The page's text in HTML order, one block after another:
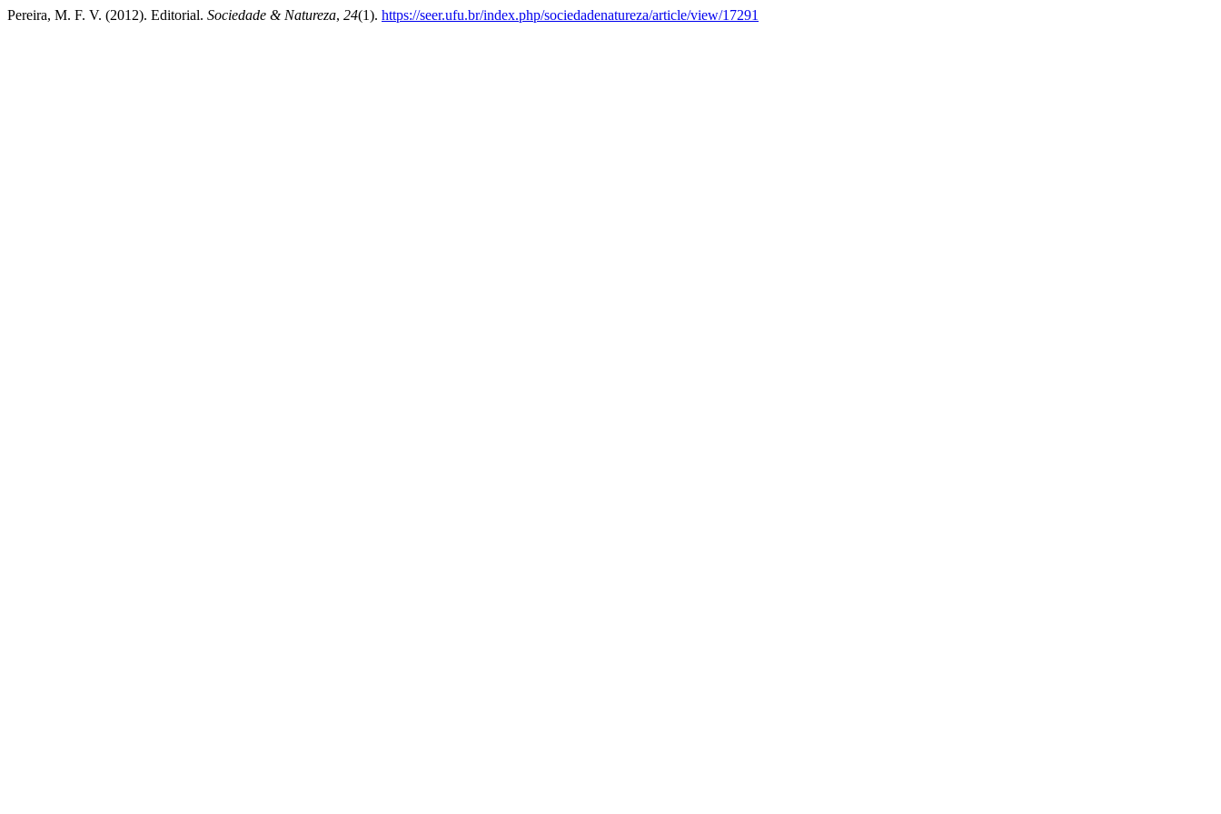
Pereira, M. F. V. (2012). Editorial. Sociedade & Natureza, 24(1). https://seer.ufu.br/index.php/sociedadenatureza/article/view/17291